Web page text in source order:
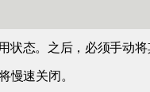
状态。之后，必须手动将
慢速关闭。